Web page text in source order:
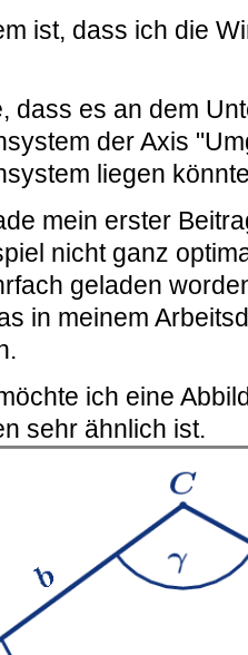
ist, dass ich die
dass es an dem
der Axis
liegen
mein erster
nicht ganz
geladen
in meinem
ich eine
sehr ähnlich ist.